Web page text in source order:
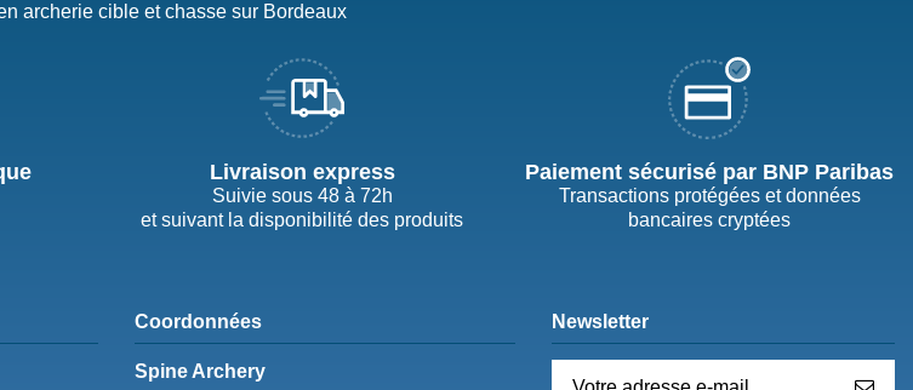
archerie cible et chasse sur Bordeaux
Livraison express
Suivie sous 48 à 72h
et suivant la disponibilité des produits
Paiement sécurisé par BNP Paribas
Transactions protégées et données
bancaires cryptées
Coordonnées
Spine Archery
Newsletter